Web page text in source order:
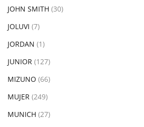
JOHN SMITH (30)
JOLUVI (7)
JORDAN (1)
JUNIOR (127)
MIZUNO (66)
MUJER (249)
MUNICH (27)